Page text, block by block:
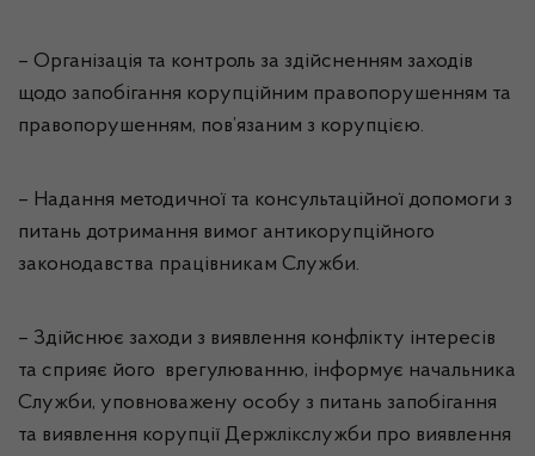
– Організація та контроль за здійсненням заходів
щодо запобігання корупційним правопорушенням та
правопорушенням, пов’язаним з корупцією.
– Надання методичної та консультаційної допомоги з
питань дотримання вимог антикорупційного
законодавства працівникам Служби.
– Здійснює заходи з виявлення конфлікту інтересів
та сприяє його врегулюванню, інформує начальника
Служби, уповноважену особу з питань запобігання
та виявлення корупції Держлікслужби про виявлення